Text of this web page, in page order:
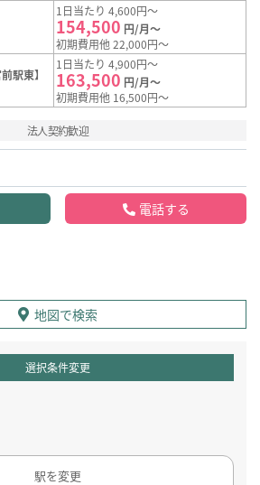
1日当たり 4,600円～
154,500 円/月～
初期費用他 22,000円～
駅東】
1日当たり 4,900円～
163,500 円/月～
初期費用他 16,500円～
法人契約歓迎
電話する
地図で検索
選択条件変更
駅を変更